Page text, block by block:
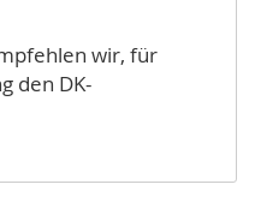
wir, für
den DK-